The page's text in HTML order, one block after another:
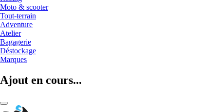
Moto & scooter
Tout-terrain
Adventure
Atelier
Bagagerie
Déstockage
Marques
Ajout en cours...